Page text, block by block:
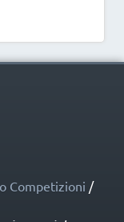
Competizioni /